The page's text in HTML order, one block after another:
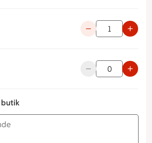
Använd
Använd
butik